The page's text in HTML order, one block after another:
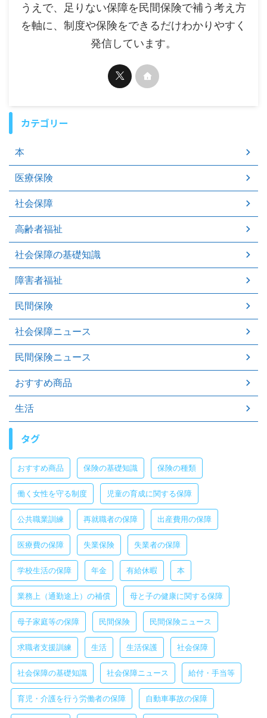
うえで、足りない保障を民間保険で補う考え方
を軸に、制度や保険をできるだけわかりやすく
発信しています。
カテゴリー
本
医療保険
社会保障
高齢者福祉
社会保障の基礎知識
障害者福祉
民間保険
社会保障ニュース
民間保険ニュース
おすすめ商品
生活
タグ
おすすめ商品 保険の基礎知識 保険の種類
働く女性を守る制度 児童の育成に関する保障
公共職業訓練 再就職者の保障 出産費用の保障
医療費の保障 失業保険 失業者の保障
学校生活の保障 年金 有給休暇 本
業務上（通勤途上）の補償 母と子の健康に関する保障
母子家庭等の保障 民間保険 民間保険ニュース
求職者支援訓練 生活 生活保護 社会保障
社会保障の基礎知識 社会保障ニュース 給付・手当等
育児・介護を行う労働者の保障 自動車事故の保障